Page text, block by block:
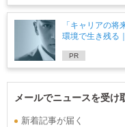
「キャリアの
環境で生き残る
PR
メールでニュースを受け
新着記事が届く